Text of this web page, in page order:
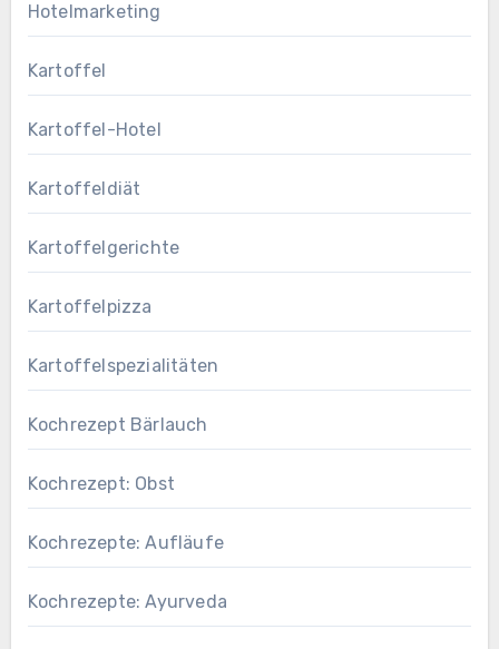
Hotelmarketing
Kartoffel
Kartoffel-Hotel
Kartoffeldiät
Kartoffelgerichte
Kartoffelpizza
Kartoffelspezialitäten
Kochrezept Bärlauch
Kochrezept: Obst
Kochrezepte: Aufläufe
Kochrezepte: Ayurveda